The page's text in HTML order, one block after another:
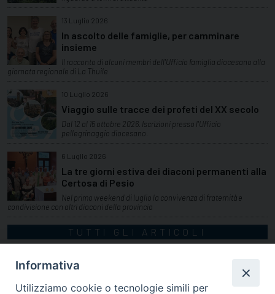
13 Luglio 2026
In ascolto delle famiglie, per camminare
insieme
Il racconto di alcuni membri dell'Ufficio famiglia diocesano alla
giornata regionale di La Thuile
10 Luglio 2026
Viaggio sulle tracce dei profeti del XX secolo
Dal 12 al 15 ottobre 2026. Iscrizioni presso l'Ufficio
pellegrinaggio diocesano.
6 Luglio 2026
La tre giorni estiva dei diaconi permanenti alla
Certosa di Pesio
Nel primo weekend di luglio la convivenza di fraternità e
condivisione con altri diaconi della provincia
TUTTI GLI ARTICOLI
Informativa
Utilizziamo cookie o tecnologie simili per